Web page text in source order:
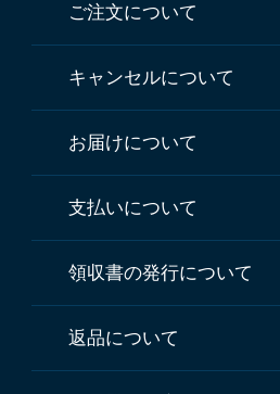
ご注文について
キャンセルについて
お届けについて
支払いについて
領収書の発行について
返品について